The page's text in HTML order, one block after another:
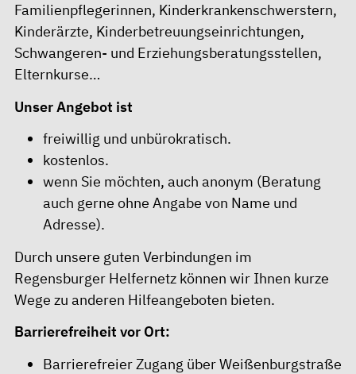
Familienpflegerinnen, Kinderkrankenschwerstern,
Kinderärzte, Kinderbetreuungseinrichtungen,
Schwangeren- und Erziehungsberatungsstellen,
Elternkurse…
Unser Angebot ist
freiwillig und unbürokratisch.
kostenlos.
wenn Sie möchten, auch anonym (Beratung
auch gerne ohne Angabe von Name und
Adresse).
Durch unsere guten Verbindungen im
Regensburger Helfernetz können wir Ihnen kurze
Wege zu anderen Hilfeangeboten bieten.
Barrierefreiheit vor Ort:
Barrierefreier Zugang über Weißenburgstraße